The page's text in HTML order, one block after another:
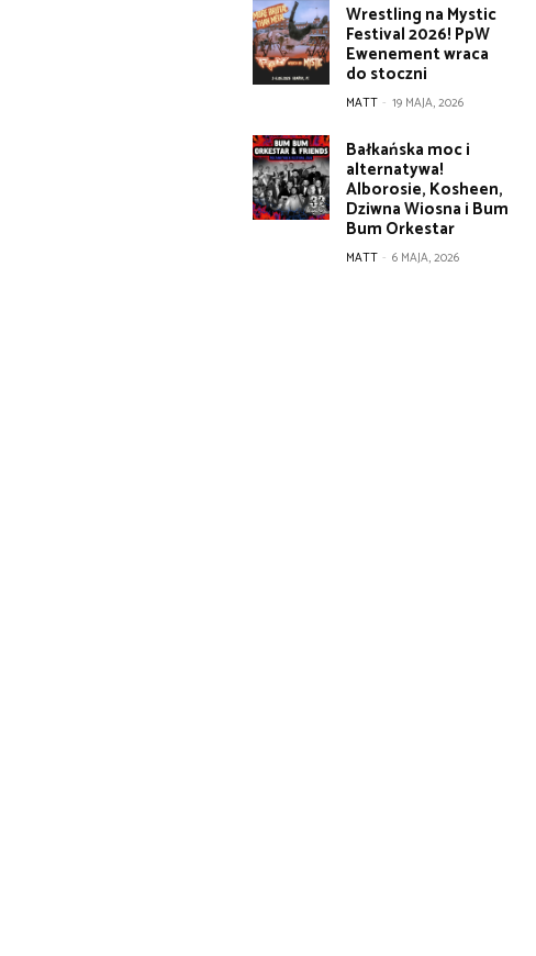
Wrestling na Mystic
Festival 2026! PpW
Ewenement wraca
do stoczni
MATT - 19 MAJA, 2026
Bałkańska moc i
alternatywa!
Alborosie, Kosheen,
Dziwna Wiosna i Bum
Bum Orkestar
MATT - 6 MAJA, 2026